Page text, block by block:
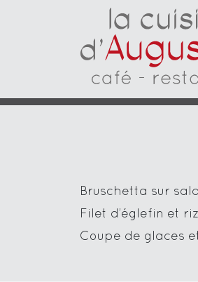
Bruschetta sur
Filet d’églefin et riz
Coupe de glaces